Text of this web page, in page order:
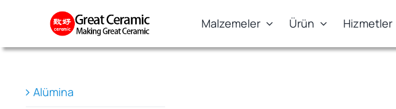
Malzemeler Ürün Hizmetler
Alümina